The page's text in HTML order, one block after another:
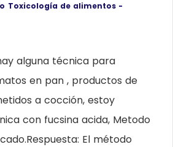
Toxicología de alimentos -
alguna técnica para
en pan , productos de
a cocción, estoy
con fucsina acida, Metodo
El método